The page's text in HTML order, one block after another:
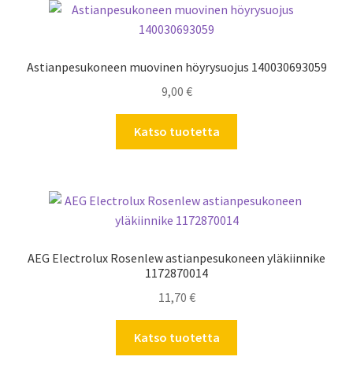
Astianpesukoneen muovinen höyrysuojus 140030693059
9,00 €
Katso tuotetta
AEG Electrolux Rosenlew astianpesukoneen yläkiinnike
1172870014
11,70 €
Katso tuotetta